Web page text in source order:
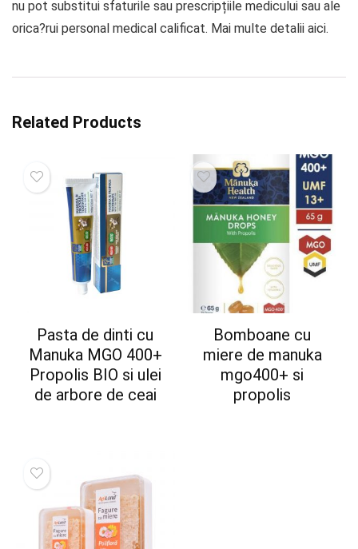
nu pot substitui sfaturile sau prescripțiile medicului sau ale
orica?rui personal medical calificat. Mai multe detalii aici.
Related Products
Pasta de dinti cu
Manuka MGO 400+
Propolis BIO si ulei
de arbore de ceai
Bomboane cu
miere de manuka
mgo400+ si
propolis